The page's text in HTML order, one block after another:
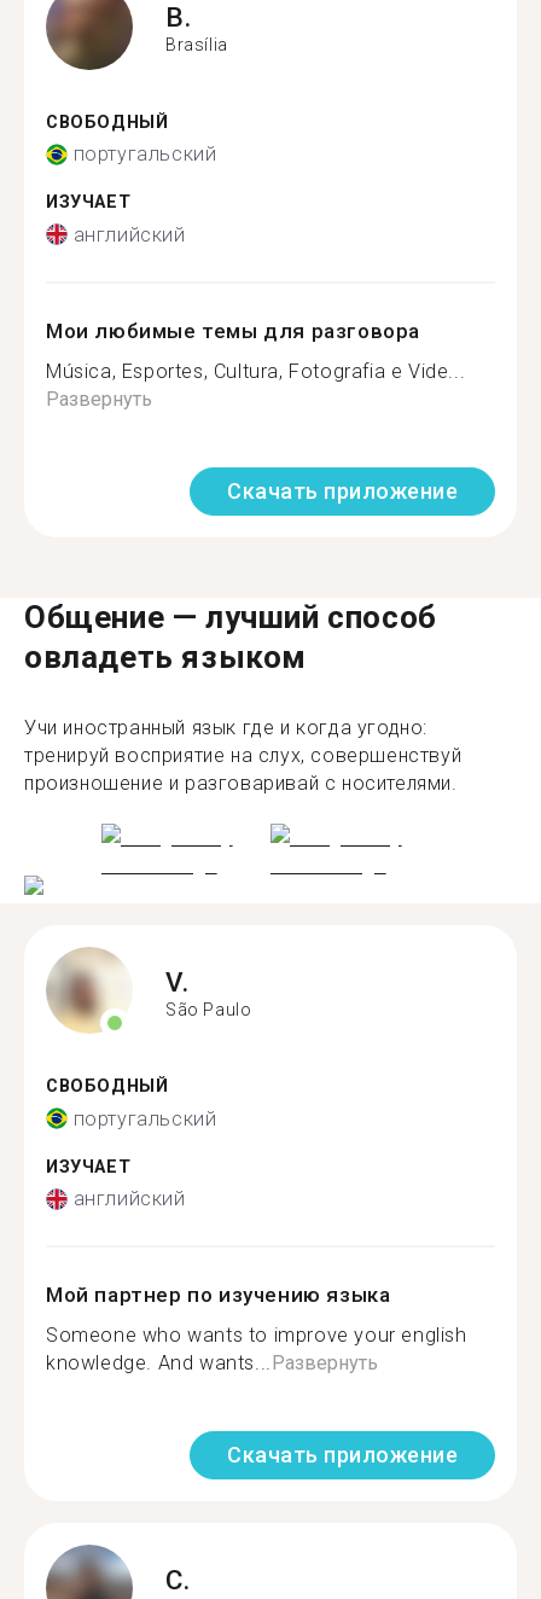
B.
Brasília
СВОБОДНЫЙ
португальский
ИЗУЧАЕТ
английский
Мои любимые темы для разговора
Música, Esportes, Cultura, Fotografia e Vide...
Развернуть
Скачать приложение
Общение — лучший способ
овладеть языком
Учи иностранный язык где и когда угодно:
тренируй восприятие на слух, совершенствуй
произношение и разговаривай с носителями.
V.
São Paulo
СВОБОДНЫЙ
португальский
ИЗУЧАЕТ
английский
Мой партнер по изучению языка
Someone who wants to improve your english
knowledge. And wants...Развернуть
Скачать приложение
C.